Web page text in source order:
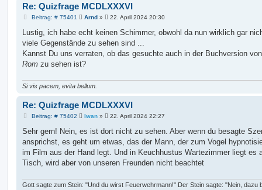
h
o
b
n
Re: Quizfrage MCDLXXXVI
Beitrag: # 75401 B
r
a
Arnd» 22. April 2024 20:30
Lustig, ich habe echt keinen Schimmer, obwohl da nun wirklich gar
viele Gegenstände zu sehen sind ...
Kannst Du uns verraten, ob das gesuchte auch in der Buchversion
Rom zu sehen ist?
Si vis pacem, evita bellum.
Re: Quizfrage MCDLXXXVI
Beitrag: # 75402B
t
r
a
Iwan» 22. April 2024 22:27
Sehr gern! Nein, es ist dort nicht zu sehen. Aber wenn du besagte
ansprichst, es geht um etwas, das der Mann, der zum Vogel
im Film aus der Hand legt. Und in Keuchhustus Wartezimmer liegt es
Tisch, wird aber von unseren Freunden nicht beachtet
Gott sagte zum Stein: "Und du wirst Feuerwehrmann!" Der Stein sagte: "Nein, dazu